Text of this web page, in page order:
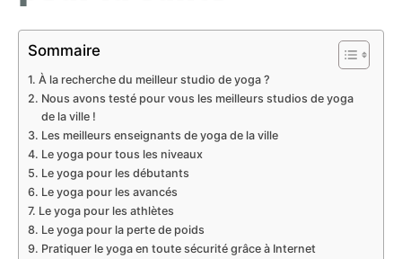
Sommaire
À la recherche du meilleur studio de yoga ?
Nous avons testé pour vous les meilleurs studios de yoga
de la ville !
Les meilleurs enseignants de yoga de la ville
Le yoga pour tous les niveaux
Le yoga pour les débutants
Le yoga pour les avancés
Le yoga pour les athlètes
Le yoga pour la perte de poids
Pratiquer le yoga en toute sécurité grâce à Internet